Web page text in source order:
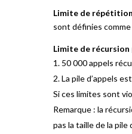
Limite de
sont définies
Limite de
50 000 appels
La pile d’appels
Si ces limites sont
Remarque : la
pas la taille de la pile